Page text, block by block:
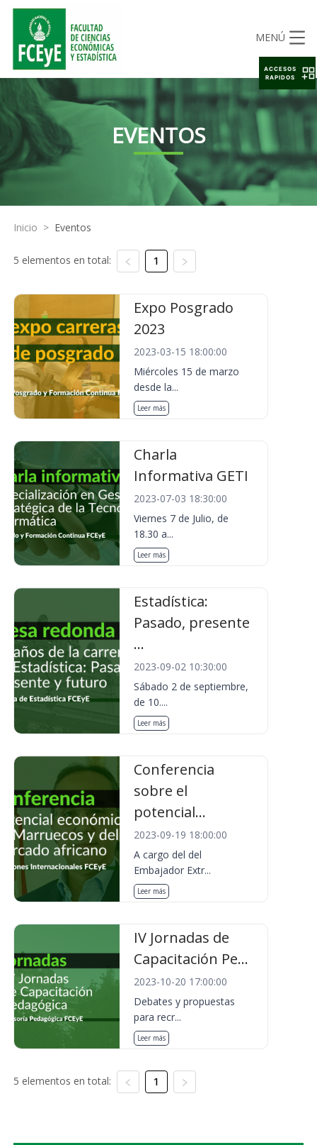
MENÚ
EVENTOS
Inicio > Eventos
5 elementos en total: 1
Expo Posgrado
2023
2023-03-15 18:00:00
Miércoles 15 de marzo
desde la...
Leer más
Charla
Informativa GETI
2023-07-03 18:30:00
Viernes 7 de Julio, de
18.30 a...
Leer más
Estadística:
Pasado, presente
...
2023-09-02 10:30:00
Sábado 2 de septiembre,
de 10....
Leer más
Conferencia
sobre el
potencial...
2023-09-19 18:00:00
A cargo del del
Embajador Extr...
Leer más
IV Jornadas de
Capacitación Pe...
2023-10-20 17:00:00
Debates y propuestas
para recr...
Leer más
5 elementos en total: 1
ACCESOS
RAPIDOS